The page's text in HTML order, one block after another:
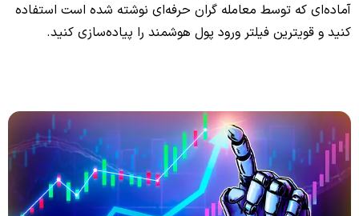
آماده‌ای که توسط معامله گران حرفه‌ای نوشته شده است استفاده
کنید و قویترین فیلتر ورود پول هوشمند را پیاده‌سازی کنید.